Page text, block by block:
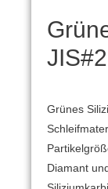
Grünes
Diamant